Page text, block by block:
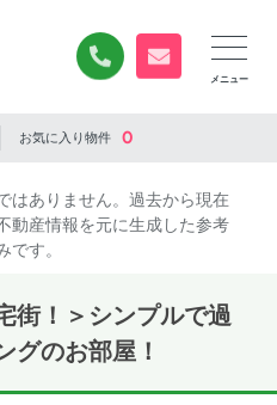
0120-840-834
無料お問い合
お気に入り物件 0
はありません。過去から現在
動産情報を元に生成した参考
す。
街！＞シンプルで過
グのお部屋！